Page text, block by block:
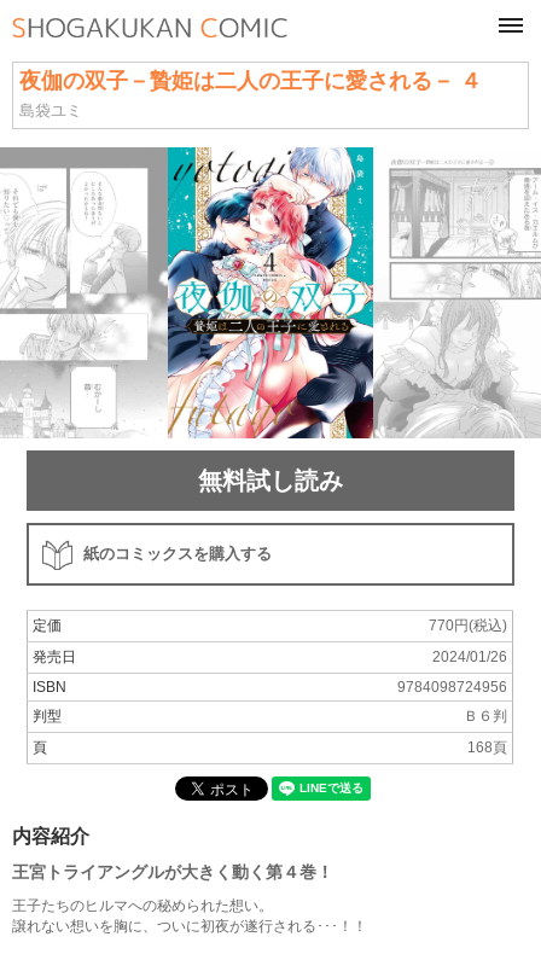
夜伽の双子－贄姫は二人の王子に愛される－ ４
島袋ユミ
無料試し読み
紙のコミックスを購入する
定価
770円(税込)
発売日
2024/01/26
ISBN
9784098724956
判型
Ｂ６判
頁
168頁
内容紹介
王宮トライアングルが大きく動く第４巻！
王子たちのヒルマへの秘められた想い。
譲れない想いを胸に、ついに初夜が遂行される･･･！！